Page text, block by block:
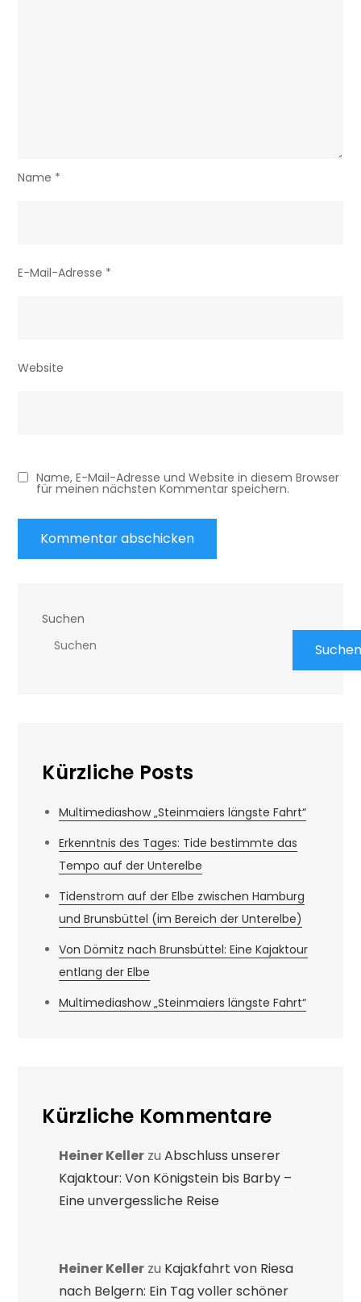
Name *
E-Mail-Adresse *
Website
Name, E-Mail-Adresse und Website in diesem Browser
für meinen nächsten Kommentar speichern.
Suchen
Kürzliche Posts
Multimediashow „Steinmaiers längste Fahrt“
Erkenntnis des Tages: Tide bestimmte das
Tempo auf der Unterelbe
Tidenstrom auf der Elbe zwischen Hamburg
und Brunsbüttel (im Bereich der Unterelbe)
Von Dömitz nach Brunsbüttel: Eine Kajaktour
entlang der Elbe
Multimediashow „Steinmaiers längste Fahrt“
Kürzliche Kommentare
Heiner Keller zuAbschluss unserer
Kajaktour: Von Königstein bis Barby –
Eine unvergessliche Reise
Heiner Keller zu Kajakfahrt von Riesa
nach Belgern: Ein Tag voller schöner